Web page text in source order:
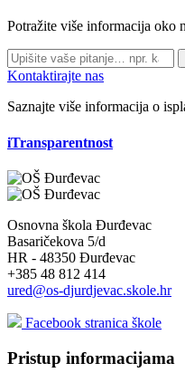
Potražite više informacija oko
Kontaktirajte nas
Saznajte više informacija o
iTransparentnost
Osnovna škola Đurđevac
Basaričekova 5/d
HR - 48350 Đurđevac
+385 48 812 414
ured@os-djurdjevac.skole.hr
Facebook stranica škole
Pristup informacijama